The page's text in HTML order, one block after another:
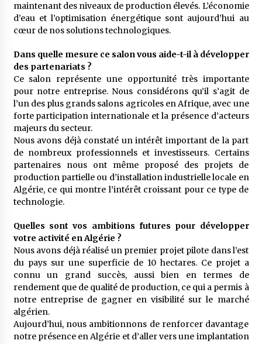
maintenant des niveaux de production élevés. L’économie
d’eau et l’optimisation énergétique sont aujourd’hui au
cœur de nos solutions technologiques.
Dans quelle mesure ce salon vous aide-t-il à développer
des partenariats ?
Ce salon représente une opportunité très importante
pour notre entreprise. Nous considérons qu’il s’agit de
l’un des plus grands salons agricoles en Afrique, avec une
forte participation internationale et la présence d’acteurs
majeurs du secteur.
Nous avons déjà constaté un intérêt important de la part
de nombreux professionnels et investisseurs. Certains
partenaires nous ont même proposé des projets de
production partielle ou d’installation industrielle locale en
Algérie, ce qui montre l’intérêt croissant pour ce type de
technologie.
Quelles sont vos ambitions futures pour développer
votre activité en Algérie ?
Nous avons déjà réalisé un premier projet pilote dans l’est
du pays sur une superficie de 10 hectares. Ce projet a
connu un grand succès, aussi bien en termes de
rendement que de qualité de production, ce qui a permis à
notre entreprise de gagner en visibilité sur le marché
algérien.
Aujourd’hui, nous ambitionnons de renforcer davantage
notre présence en Algérie et d’aller vers une implantation